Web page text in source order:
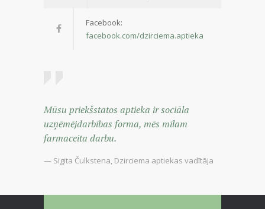
Facebook:
facebook.com/dzirciema.aptieka
Mūsu priekšstatos aptieka ir sociāla
uzņēmējdarbības forma, mēs mīlam
farmaceita darbu.
— Sigita Čulkstena, Dzirciema aptiekas vadītāja